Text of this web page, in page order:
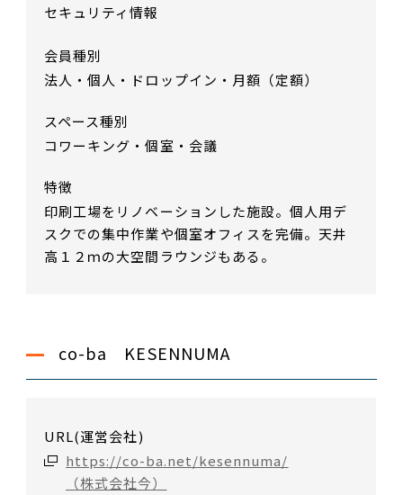
セキュリティ情報
会員種別
法人・個人・ドロップイン・月額（定額）
スペース種別
コワーキング・個室・会議
特徴
印刷工場をリノベーションした施設。個人用デ
スクでの集中作業や個室オフィスを完備。天井
高１２ｍの大空間ラウンジもある。
co-ba KESENNUMA
URL(運営会社)
https://co-ba.net/kesennuma/
（株式会社今）